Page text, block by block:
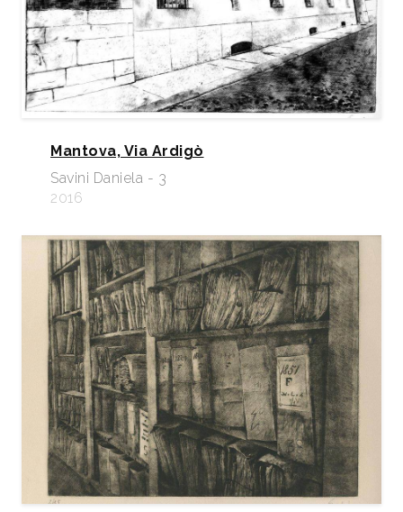
Mantova, Via Ardigò
Savini Daniela - 3
2016